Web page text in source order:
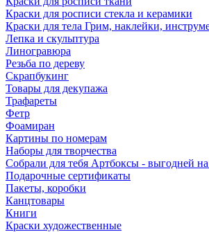
Краски для росписи стекла и керамики
Краски для тела Грим, наклейки,
Лепка и скульптура
Линогравюра
Резьба по дереву
Скрапбукинг
Товары для декупажа
Трафареты
Фетр
Фоамиран
Картины по номерам
Наборы для творчества
Собрали для тебя Артбоксы - выгодней
Подарочные сертификаты
Пакеты, коробки
Канцтовары
Книги
Краски художественные